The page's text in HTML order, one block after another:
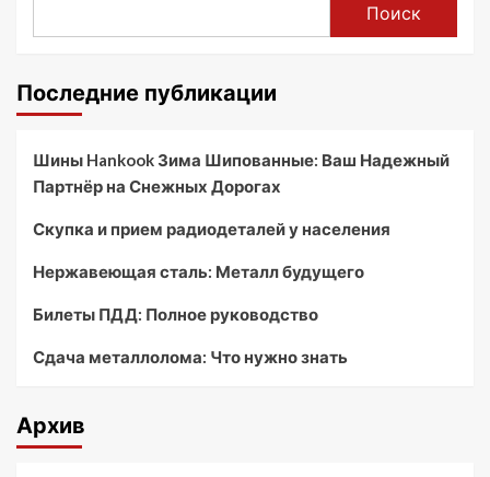
Поиск
Последние публикации
Шины Hankook Зима Шипованные: Ваш Надежный
Партнёр на Снежных Дорогах
Скупка и прием радиодеталей у населения
Нержавеющая сталь: Металл будущего
Билеты ПДД: Полное руководство
Сдача металлолома: Что нужно знать
Архив